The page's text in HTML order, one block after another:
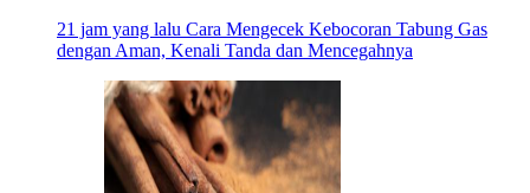
21 jam yang lalu Cara Mengecek Kebocoran Tabung Gas
dengan Aman, Kenali Tanda dan Mencegahnya